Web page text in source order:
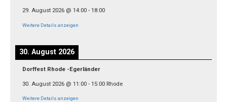
29. August 2026 @ 14:00 - 18:00
Weitere Details anzeigen
30. August 2026
Dorffest Rhode -Egerländer
30. August 2026 @ 11:00 - 15:00 Rhode
Weitere Details anzeigen